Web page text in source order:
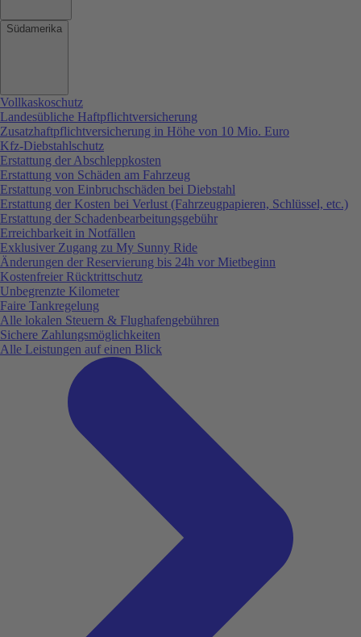
Südamerika
Vollkaskoschutz
Landesübliche Haftpflichtversicherung
Zusatzhaftpflichtversicherung in Höhe von 10 Mio. Euro
Kfz-Diebstahlschutz
Erstattung der Abschleppkosten
Erstattung von Schäden am Fahrzeug
Erstattung von Einbruchschäden bei Diebstahl
Erstattung der Kosten bei Verlust (Fahrzeugpapieren, Schlüssel, etc.)
Erstattung der Schadenbearbeitungsgebühr
Erreichbarkeit in Notfällen
Exklusiver Zugang zu My Sunny Ride
Änderungen der Reservierung bis 24h vor Mietbeginn
Kostenfreier Rücktrittschutz
Unbegrenzte Kilometer
Faire Tankregelung
Alle lokalen Steuern & Flughafengebühren
Sichere Zahlungsmöglichkeiten
Alle Leistungen auf einen Blick